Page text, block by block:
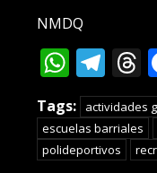
NMDQ
Tags: actividades
escuelas barriales
polideportivos